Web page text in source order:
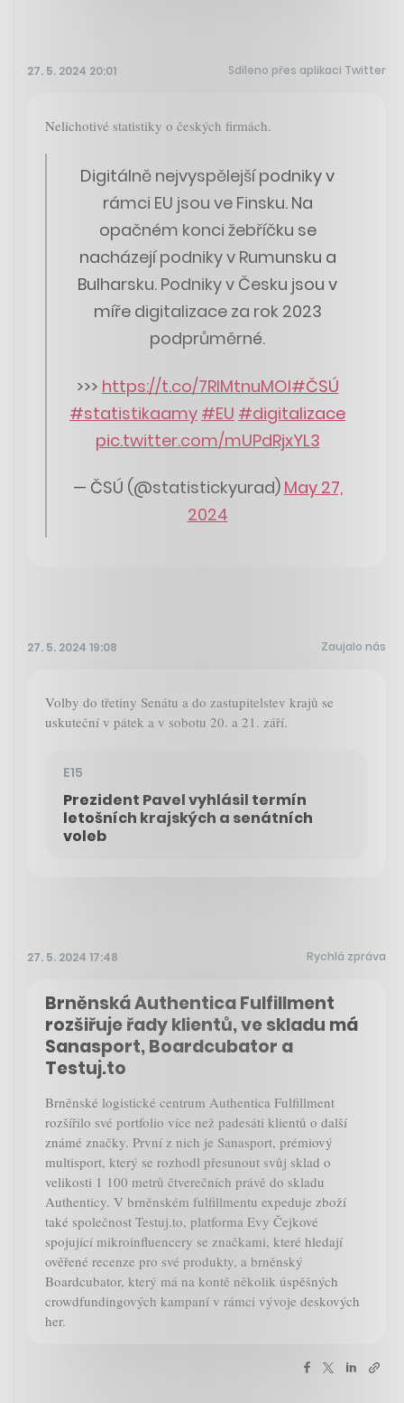
27. 5. 2024 20:01 Sdíleno přes aplikaci Twitter
Nelichotivé statistiky o českých firmách.
Digitálně nejvyspělejší podniky v
rámci EU jsou ve Finsku. Na
opačném konci žebříčku se
nacházejí podniky v Rumunsku a
Bulharsku. Podniky v Česku jsou v
míře digitalizace za rok 2023
podprůměrné.
>>> https://t.co/7RIMtnuMOI#ČSÚ
#statistikaamy #EU #digitalizace
pic.twitter.com/mUPdRjxYL3
— ČSÚ (@statistickyurad) May 27,
2024
27. 5. 2024 19:08 Zaujalo nás
Volby do třetiny Senátu a do zastupitelstev krajů se
uskuteční v pátek a v sobotu 20. a 21. září.
E15
Prezident Pavel vyhlásil termín
letošních krajských a senátních
voleb
27. 5. 2024 17:48 Rychlá zpráva
Brněnská Authentica Fulfillment
rozšiřuje řady klientů, ve skladu má
Sanasport, Boardcubator a
Testuj.to
Brněnské logistické centrum Authentica Fulfillment
rozšířilo své portfolio více než padesáti klientů o další
známé značky. První z nich je Sanasport, prémiový
multisport, který se rozhodl přesunout svůj sklad o
velikosti 1 100 metrů čtverečních právě do skladu
Authenticy. V brněnském fulfillmentu expeduje zboží
také společnost Testuj.to, platforma Evy Čejkové
spojující mikroinfluencery se značkami, které hledají
ověřené recenze pro své produkty, a brněnský
Boardcubator, který má na kontě několik úspěšných
crowdfundingových kampaní v rámci vývoje deskových
her.